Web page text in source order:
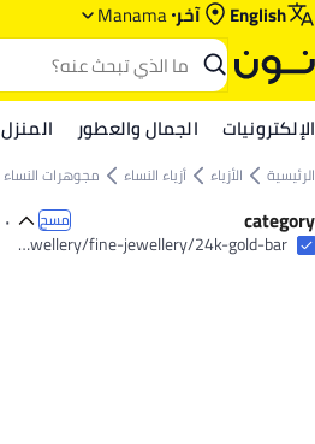
English آخر Manama
الإلكترونيات الجمال والعطور المنزل
الرئيسية الأزياء أزياء النساء مجوهرات النساء
category مسح
fashion/women-31229/womens-jewellery/fine-jewellery/24k-gold-bar
٠ نتائج البحث